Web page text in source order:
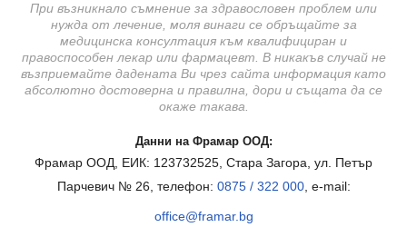
При възникнало съмнение за здравословен проблем или
нужда от лечение, моля винаги се обръщайте за
медицинска консултация към квалифициран и
правоспособен лекар или фармацевт. В никакъв случай не
възприемайте дадената Ви чрез сайта информация като
абсолютно достоверна и правилна, дори и същата да се
окаже такава.
Данни на Фрамар ООД:
Фрамар ООД, ЕИК: 123732525, Стара Загора, ул. Петър
Парчевич № 26, телефон: 0875 / 322 000, e-mail:
office@framar.bg